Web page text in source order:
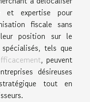
et expertise pour
fiscale sans
position sur le
tels que
, peuvent
désireuses
tout en